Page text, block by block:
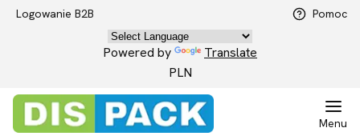
Logowanie B2B Pomoc
Powered by
Translate
PLN
Menu